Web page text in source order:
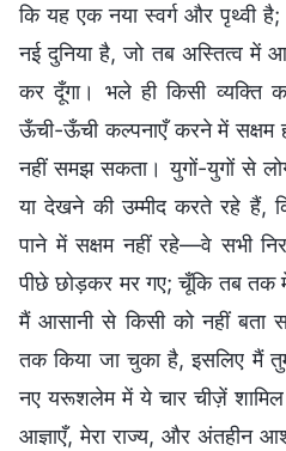
कि यह एक नया स्वर्ग और पृथ्वी
नई दुनिया है, जो तब अस्तित्व में
कर दूँगा। भले ही किसी व्यक्ति
ऊँची-ऊँची कल्पनाएँ करने में सक्षम
नहीं समझ सकता। युगों-युगों से
या देखने की उम्मीद करते रहे हैं,
पाने में सक्षम नहीं रहे—वे सभी
पीछे छोड़कर मर गए; चूँकि तब तक
मैं आसानी से किसी को नहीं बता
तक किया जा चुका है, इसलिए मैं
नए यरूशलेम में ये चार चीज़ें शामिल
आज्ञाएँ, मेरा राज्य, और अंतहीन